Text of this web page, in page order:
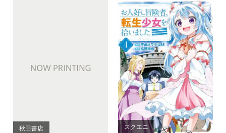
秋田書店 スクエニ